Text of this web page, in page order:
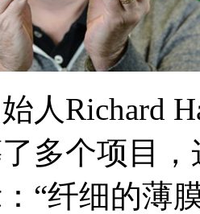
人Richard
了多个项目
“纤细的薄